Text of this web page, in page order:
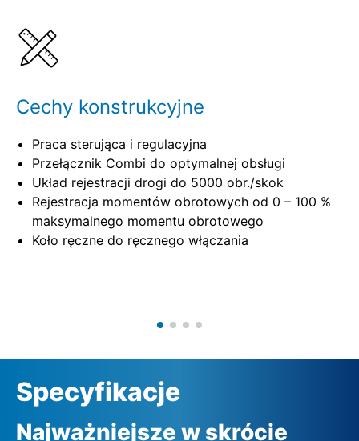
Cechy konstrukcyjne
Praca sterująca i regulacyjna
Przełącznik Combi do optymalnej obsługi
Układ rejestracji drogi do 5000 obr./skok
Rejestracja momentów obrotowych od 0 – 100 %
maksymalnego momentu obrotowego
Koło ręczne do ręcznego włączania
Specyfikacje
Najważniejsze w skrócie